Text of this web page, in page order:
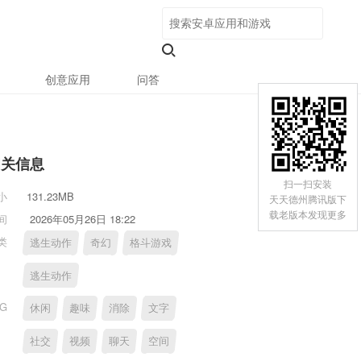
创意应用 问答
信息
131.23MB
2026年05月26日 18:22
逃生动作 奇幻 格斗游戏
逃生动作
休闲 趣味 消除 文字
社交 视频 聊天 空间
扫一扫安装
天天德州腾讯版下
载老版本发现更多